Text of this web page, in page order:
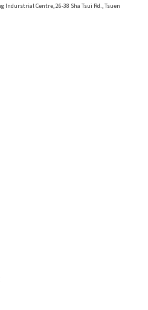
Indurstrial Centre, 26-38 Sha Tsui Rd., Tsuen